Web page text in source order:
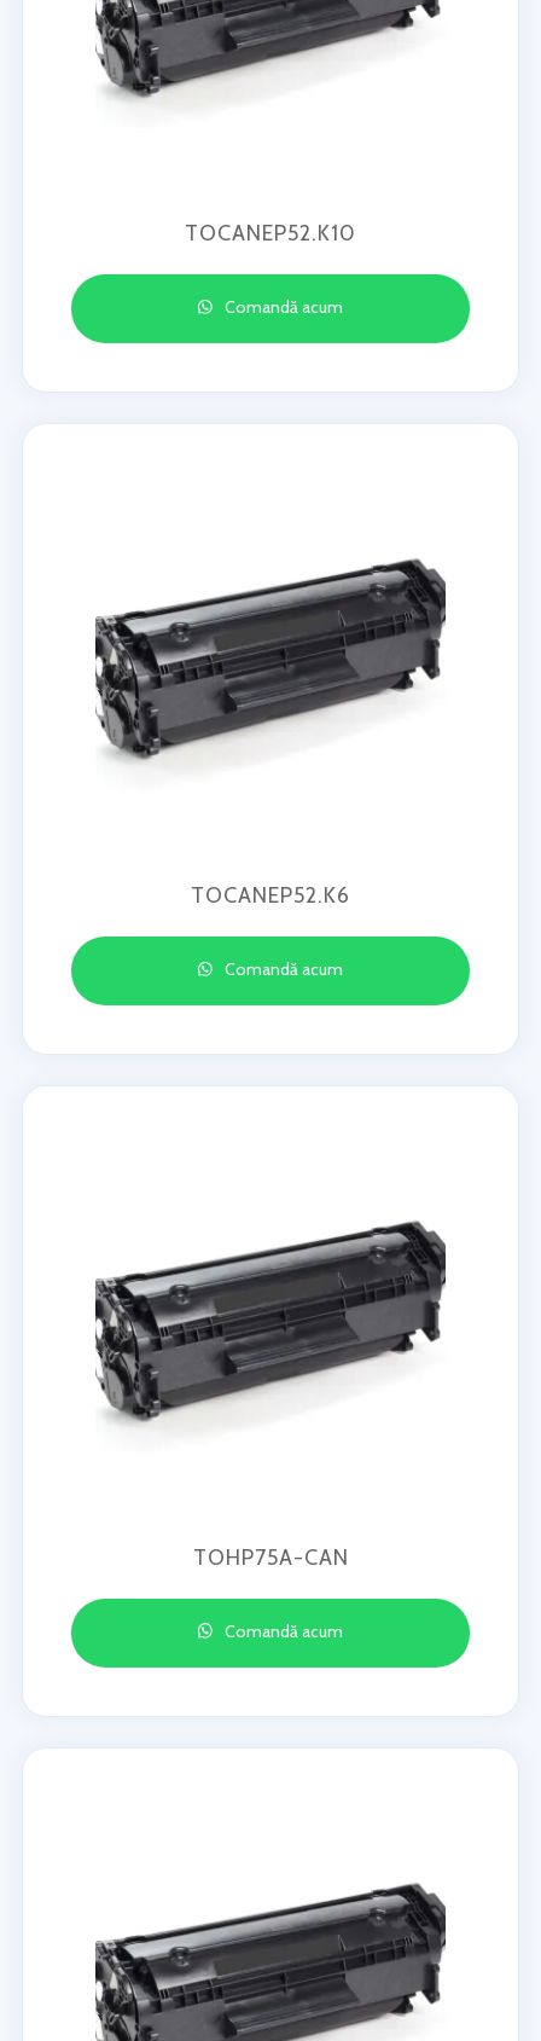
TOCANEP52.K10
Comandă acum
TOCANEP52.K6
Comandă acum
TOHP75A-CAN
Comandă acum